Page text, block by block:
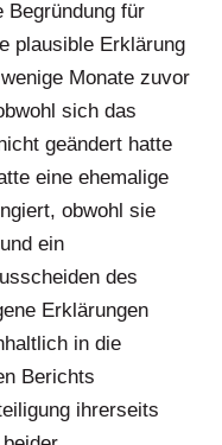
Begründung für
plausible Erklärung
Monate zuvor
sich das
geändert hatte
eine ehemalige
obwohl sie
ein
des
Erklärungen
in die
Berichts
ihrerseits